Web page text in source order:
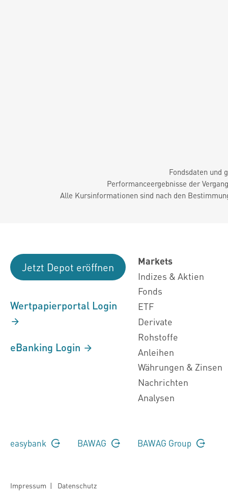
Fondsdaten und
Performanceergebnisse der
Alle Kursinformationen sind nach den
Jetzt Depot eröffnen
Wertpapierportal Login
eBanking Login
Markets
Indizes & Aktien
Fonds
ETF
Derivate
Rohstoffe
Anleihen
Währungen & Zinsen
Nachrichten
Analysen
easybank BAWAG BAWAG Group
Impressum | Datenschutz